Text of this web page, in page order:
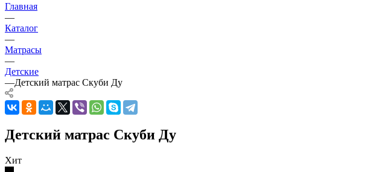
Главная
—
Каталог
—
Матрасы
—
Детские
—Детский матрас Скуби Ду
Детский матрас Скуби Ду
Хит